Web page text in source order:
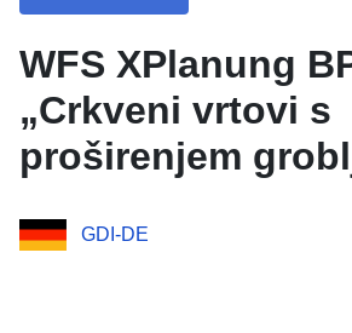
WFS XPlanung
„Crkveni vrtovi s
proširenjem
GDI-DE